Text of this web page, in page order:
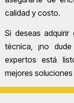
calidad y costo.
Si deseas
técnica, ¡no
expertos está
mejores